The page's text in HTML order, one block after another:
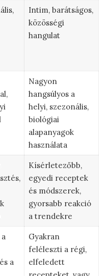
Intim, barátságos,
közösségi
hangulat
Nagyon
hangsúlyos a
helyi, szezonális,
biológiai
alapanyagok
használata
Kísérletezőbb,
egyedi receptek
és módszerek,
gyorsabb reakció
a trendekre
a
Gyakran
feléleszti a régi,
elfeledett